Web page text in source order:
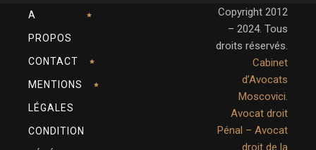
A
PROPOS
CONTACT
MENTIONS
LÉGALES
CONDITION
Copyright 2012
– 2024. Tous
droits réservés.
Cabinet
d’Avocats
Moscovici.
Avocat droit
Pénal – Avocat
droit de la